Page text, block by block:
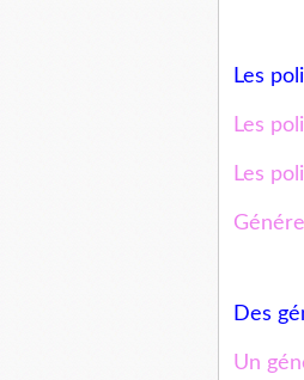
Les
Les
Les
Des
Un